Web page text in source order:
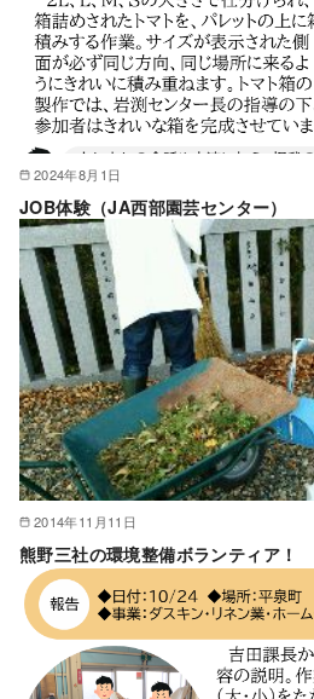
2024年8月1日
JOB体験（JA西部園芸センター）
2014年11月11日
熊野三社の環境整備ボランティア！